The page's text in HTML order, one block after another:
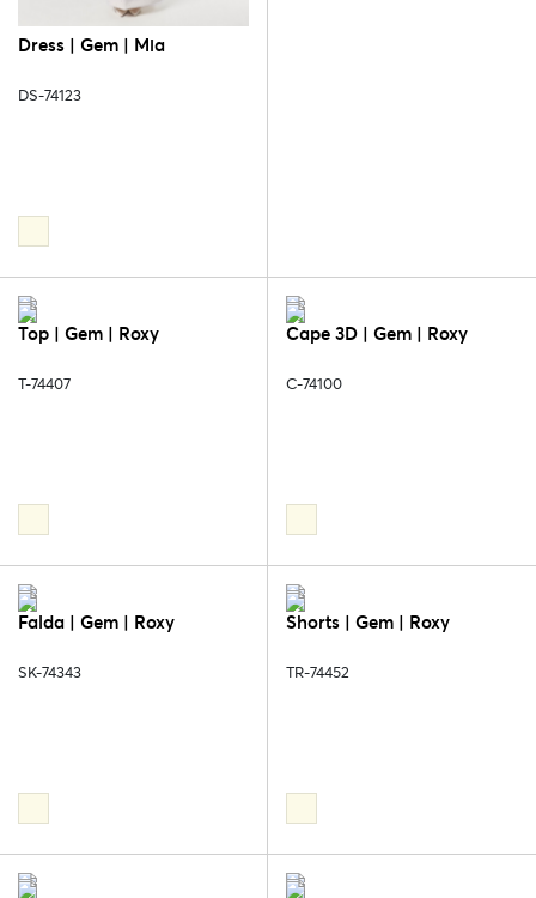
Dress | Gem | Mia
DS-74123
Top | Gem | Roxy
T-74407
Cape 3D | Gem | Roxy
C-74100
Falda | Gem | Roxy
SK-74343
Shorts | Gem | Roxy
TR-74452